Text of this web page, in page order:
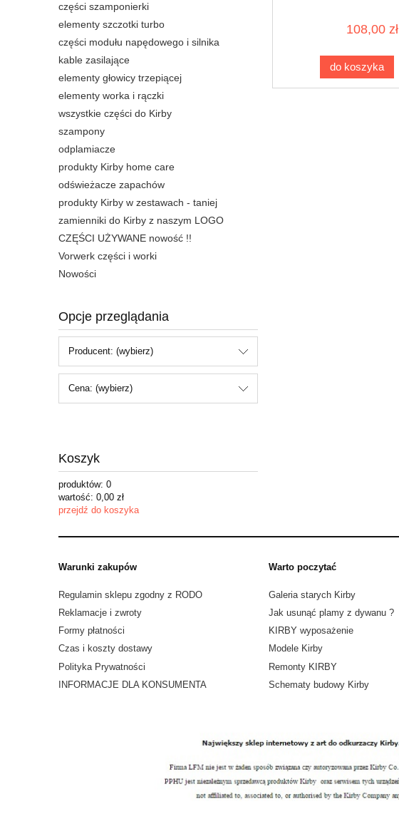
części szamponierki
elementy szczotki turbo
części modułu napędowego i silnika
kable zasilające
elementy głowicy trzepiącej
elementy worka i rączki
wszystkie części do Kirby
szampony
odplamiacze
produkty Kirby home care
odświeżacze zapachów
produkty Kirby w zestawach - taniej
zamienniki do Kirby z naszym LOGO
CZĘŚCI UŻYWANE nowość !!
Vorwerk części i worki
Nowości
Opcje przeglądania
Producent: (wybierz)
Cena: (wybierz)
Koszyk
produktów: 0
wartość: 0,00 zł
przejdź do koszyka
108,00 zł
do koszyka
Warunki zakupów
Regulamin sklepu zgodny z RODO
Reklamacje i zwroty
Formy płatności
Czas i koszty dostawy
Polityka Prywatności
INFORMACJE DLA KONSUMENTA
Warto poczytać
Galeria starych Kirby
Jak usunąć plamy z dywanu ?
KIRBY wyposażenie
Modele Kirby
Remonty KIRBY
Schematy budowy Kirby